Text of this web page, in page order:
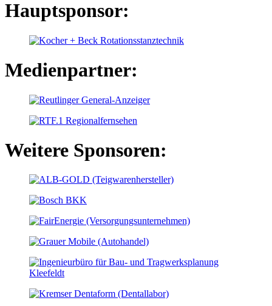
Hauptsponsor:
Medienpartner:
Weitere Sponsoren: